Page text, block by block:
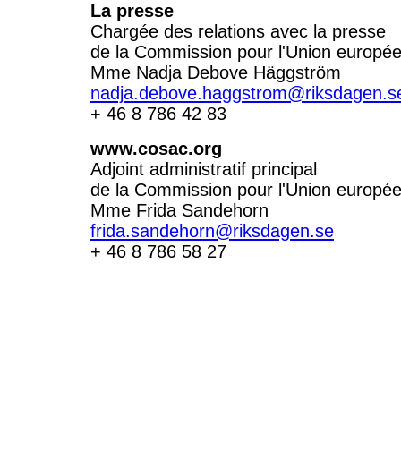
La presse
Chargée des relations avec la presse
de la Commission pour l'Union
Mme Nadja Debove Häggström
+ 46 8 786 42 83
www.cosac.org
Adjoint administratif principal
de la Commission pour l'Union
Mme Frida Sandehorn
frida.sandehorn@riksdagen.se
+ 46 8 786 58 27